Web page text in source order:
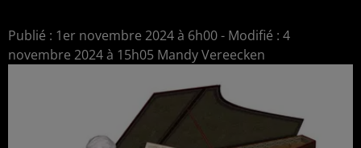
Publié : 1er novembre 2024 à 6h00 - Modifié : 4
novembre 2024 à 15h05 Mandy Vereecken